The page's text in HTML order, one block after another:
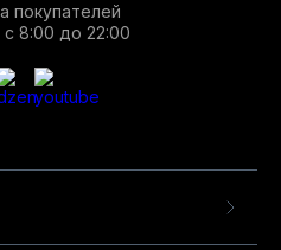
покупателей
8:00 до 22:00